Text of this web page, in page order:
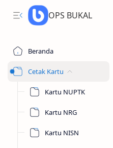
OPS BUKAL
Beranda
Cetak Kartu
Kartu NUPTK
Kartu NRG
Kartu NISN